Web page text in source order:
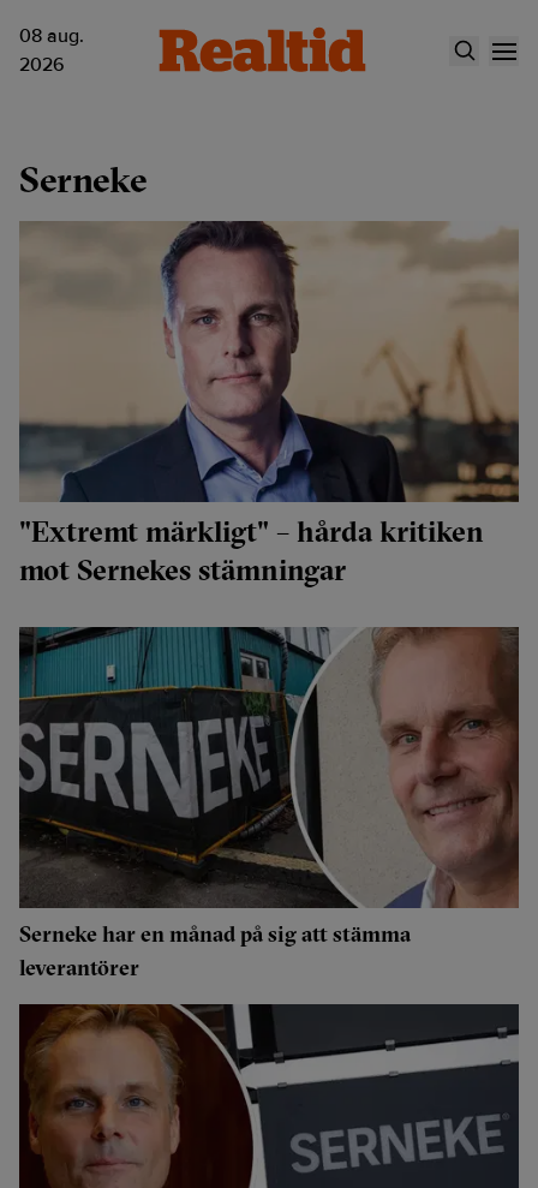
08 aug.
2026
Serneke
"Extremt märkligt" – hårda kritiken
mot Sernekes stämningar
Serneke har en månad på sig att stämma
leverantörer